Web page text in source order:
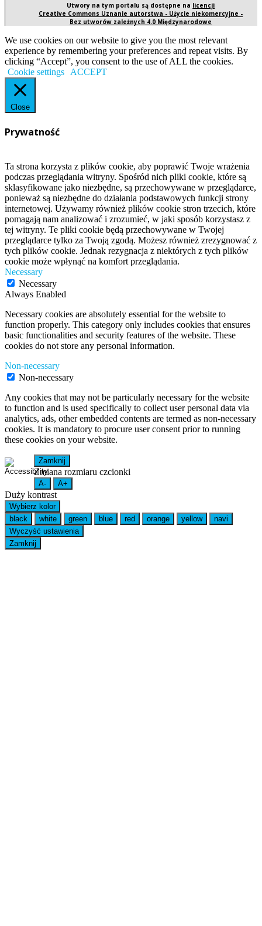
Utwory na tym portalu są dostępne na licencji
Creative Commons Uznanie autorstwa - Użycie niekomercyjne -
Bez utworów zależnych 4.0 Międzynarodowe
We use cookies on our website to give you the most relevant
experience by remembering your preferences and repeat visits. By
clicking “Accept”, you consent to the use of ALL the cookies.
Cookie settings
ACCEPT
Close
Prywatność
Ta strona korzysta z plików cookie, aby poprawić Twoje wrażenia
podczas przeglądania witryny. Spośród nich pliki cookie, które są
sklasyfikowane jako niezbędne, są przechowywane w przeglądarce,
ponieważ są niezbędne do działania podstawowych funkcji strony
internetowej. Używamy również plików cookie stron trzecich, które
pomagają nam analizować i zrozumieć, w jaki sposób korzystasz z
tej witryny. Te pliki cookie będą przechowywane w Twojej
przeglądarce tylko za Twoją zgodą. Możesz również zrezygnować z
tych plików cookie. Jednak rezygnacja z niektórych z tych plików
cookie może wpłynąć na komfort przeglądania.
Necessary
Necessary
Always Enabled
Necessary cookies are absolutely essential for the website to
function properly. This category only includes cookies that ensures
basic functionalities and security features of the website. These
cookies do not store any personal information.
Non-necessary
Non-necessary
Any cookies that may not be particularly necessary for the website
to function and is used specifically to collect user personal data via
analytics, ads, other embedded contents are termed as non-necessary
cookies. It is mandatory to procure user consent prior to running
these cookies on your website.
Zamknij
Zmiana rozmiaru czcionki
A- A+
Duży kontrast
Wybierz kolor
black
white green blue red orange yellow
navi
Wyczyść ustawienia
Zamknij